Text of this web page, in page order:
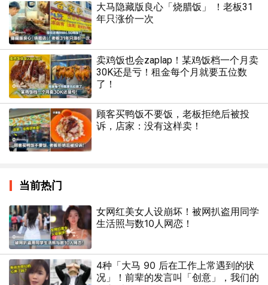
大马隐藏版良心「烧腊饭」 ！老板31
年只涨价一次
卖鸡饭也会zaplap！某鸡饭档一个月卖
30K还是亏！租金每个月就要五位数
了！
顾客买鸭饭不要饭，老板拒绝后被投
诉，店家：没有这样卖！
当前热门
女网红美女人设崩坏！被网扒盗用同学
生活照与数10人网恋！
4种「大马 90 后在工作上常遇到的状
况」！前辈的发言叫「创意」，我们的